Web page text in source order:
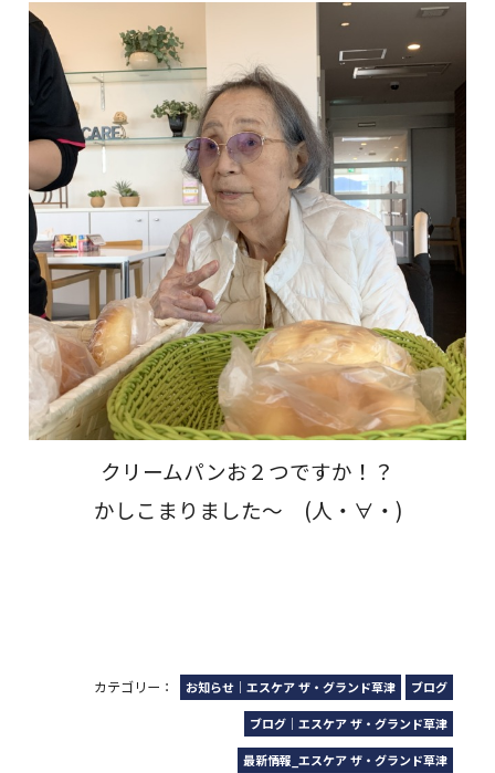
クリームパンお２つですか！？
かしこまりました～ (人・∀・)
カテゴリー： お知らせ｜エスケア ザ・グランド草津 ブログ
ブログ｜エスケア ザ・グランド草津
最新情報_エスケア ザ・グランド草津